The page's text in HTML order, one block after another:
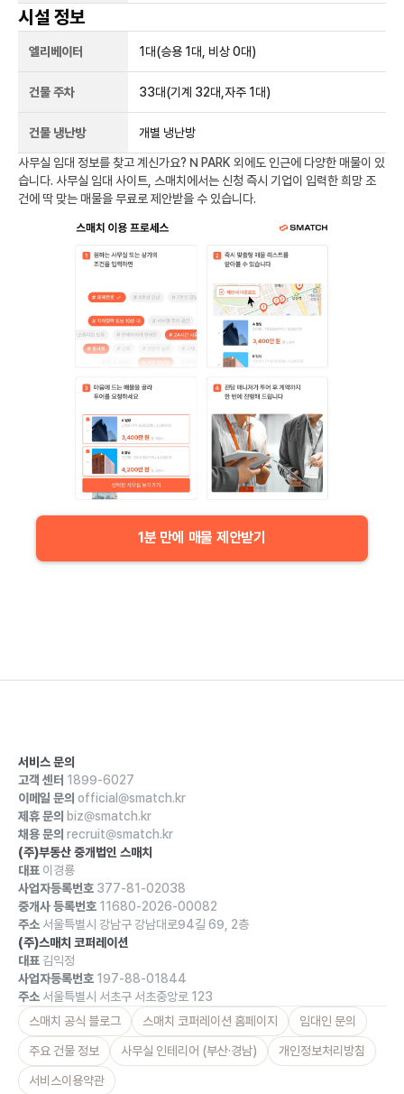
시설 정보
엘리베이터 1 대(승용 1대, 비상 0대)
건물 주차 33대(기계 32대,자주 1대)
건물 냉난방 개별 냉난방
사무실 임대 정보를 찾고 계신가요? N PARK 외에도 인근에 다양한 매물이 있
습니다. 사무실 임대 사이트, 스매치에서는 신청 즉시 기업이 입력한 희망 조
건에 딱 맞는 매물을 무료로 제안받을 수 있습니다.
1분 만에 매물 제안받기
서비스 문의
고객 센터 1899-6027
이메일 문의 official@smatch.kr
제휴 문의 biz@smatch.kr
채용 문의 recruit@smatch.kr
(주)부동산 중개법인 스매치
대표 이경룡
사업자등록번호 377-81-02038
중개사 등록번호 11680-2026-00082
주소 서울특별시 강남구 강남대로94길 69, 2층
(주)스매치 코퍼레이션
대표 김익정
사업자등록번호 197-88-01844
주소 서울특별시 서초구 서초중앙로 123
스매치 공식 블로그
스매치 코퍼레이션 홈페이지 임대인 문의
주요 건물 정보 사무실 인테리어 (부산·경남) 개인정보처리방침
서비스이용약관